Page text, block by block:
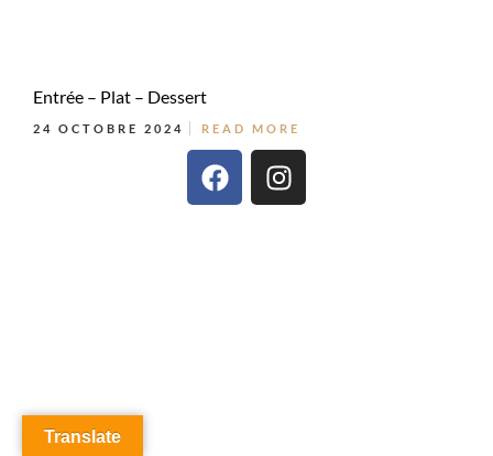
Entrée – Plat – Dessert
24 OCTOBRE 2024 READ MORE
Translate